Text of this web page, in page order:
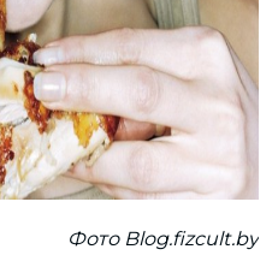
Фото Blog.fizcult.by